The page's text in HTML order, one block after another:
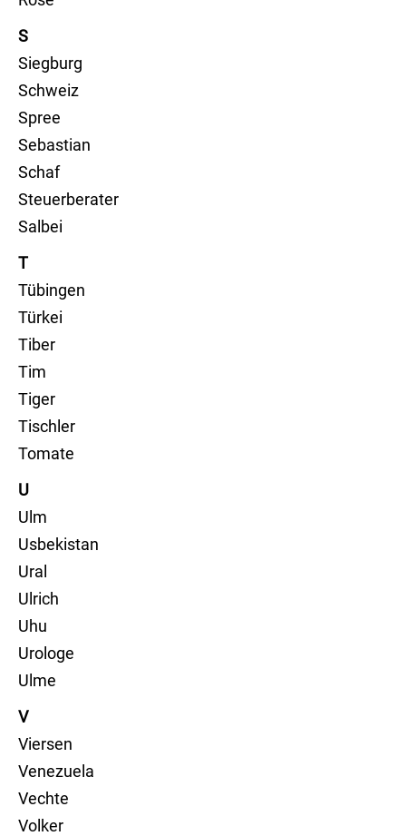
S
Siegburg
Schweiz
Spree
Sebastian
Schaf
Steuerberater
Salbei
T
Tübingen
Türkei
Tiber
Tim
Tiger
Tischler
Tomate
U
Ulm
Usbekistan
Ural
Ulrich
Uhu
Urologe
Ulme
V
Viersen
Venezuela
Vechte
Volker